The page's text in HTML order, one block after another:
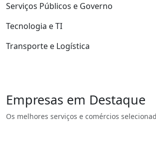
Serviços Públicos e Governo
Tecnologia e TI
Transporte e Logística
Empresas em Destaque
Os melhores serviços e comércios